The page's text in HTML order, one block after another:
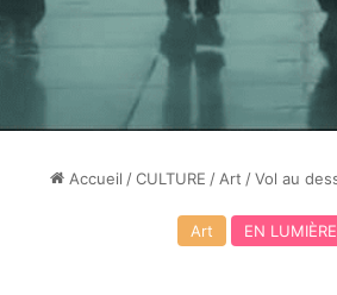
Accueil / CULTURE / Art / Vol au
Art EN LUMIÈRE